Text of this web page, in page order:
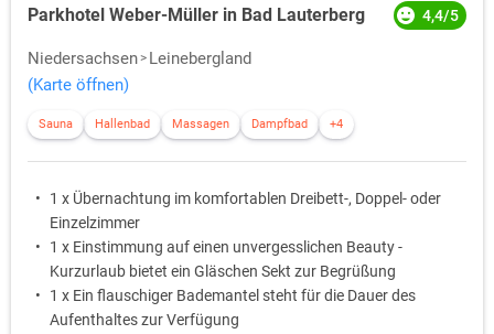
Parkhotel Weber-Müller in Bad Lauterberg 4,4/5
Niedersachsen
Leinebergland
(Karte öffnen)
Sauna Hallenbad Massagen Dampfbad +4
1 x Übernachtung im komfortablen Dreibett-, Doppel- oder
Einzelzimmer
1 x Einstimmung auf einen unvergesslichen Beauty -
Kurzurlaub bietet ein Gläschen Sekt zur Begrüßung
1 x Ein flauschiger Bademantel steht für die Dauer des
Aufenthaltes zur Verfügung